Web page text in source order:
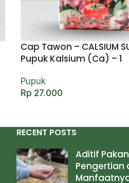
Cap Tawon – CALSIUM
Pupuk Kalsium (Ca) – 1
Pupuk
Rp 27.000
RECENT POSTS
Aditif
Pengertian